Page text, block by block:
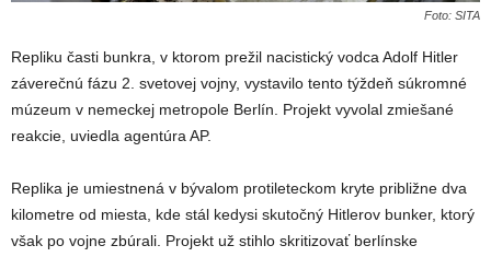
Foto: SITA
Repliku časti bunkra, v ktorom prežil nacistický vodca Adolf Hitler
záverečnú fázu 2. svetovej vojny, vystavilo tento týždeň súkromné
múzeum v nemeckej metropole Berlín. Projekt vyvolal zmiešané
reakcie, uviedla agentúra AP.
Replika je umiestnená v bývalom protileteckom kryte približne dva
kilometre od miesta, kde stál kedysi skutočný Hitlerov bunker, ktorý
však po vojne zbúrali. Projekt už stihlo skritizovať berlínske